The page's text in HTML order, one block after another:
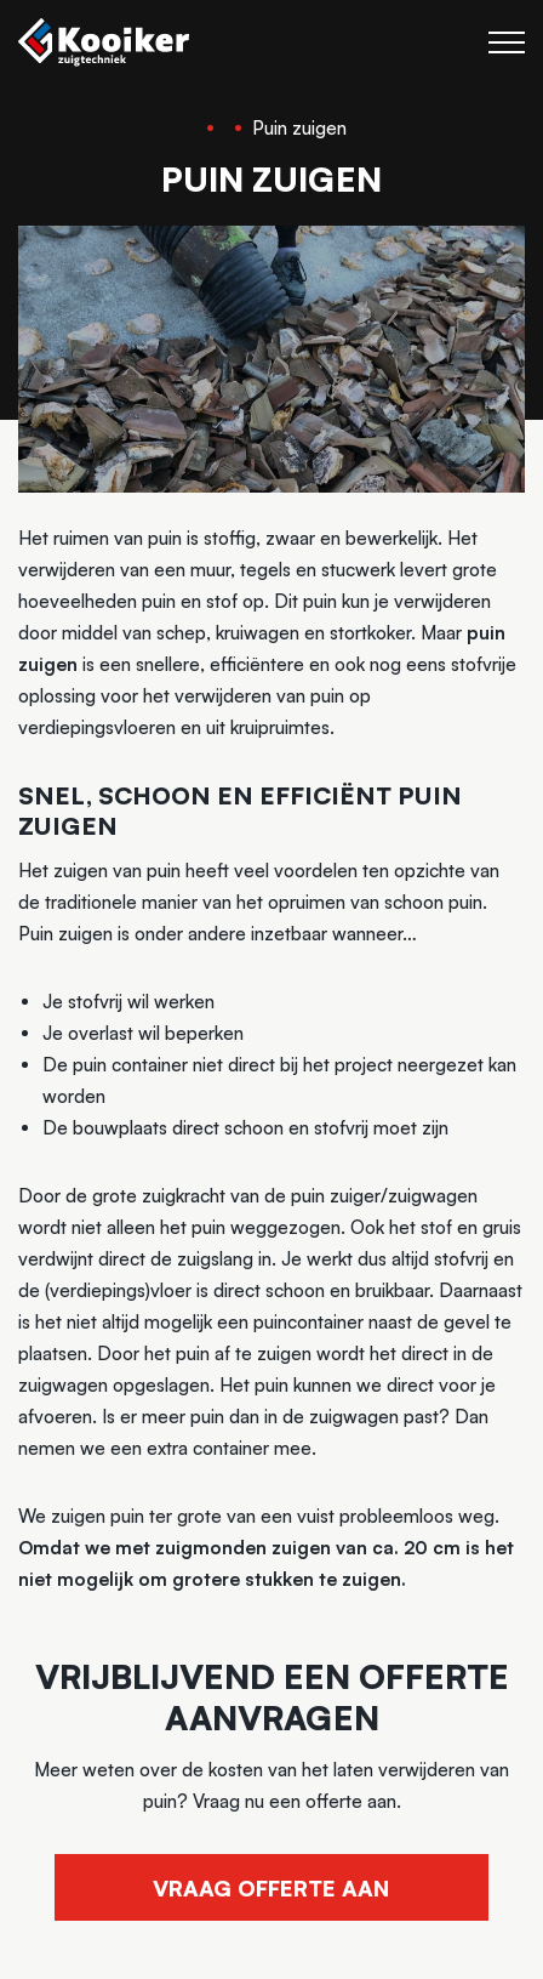
Projecten
Over Kooiker
Werken bij
Contact
Puin zuigen
PUIN ZUIGEN
Het ruimen van puin is stoffig, zwaar en bewerkelijk. Het
verwijderen van een muur, tegels en stucwerk levert grote
hoeveelheden puin en stof op. Dit puin kun je verwijderen
door middel van schep, kruiwagen en stortkoker. Maar puin
zuigen is een snellere, efficiëntere en ook nog eens stofvrije
oplossing voor het verwijderen van puin op
verdiepingsvloeren en uit kruipruimtes.
SNEL, SCHOON EN EFFICIËNT PUIN
ZUIGEN
Het zuigen van puin heeft veel voordelen ten opzichte van
de traditionele manier van het opruimen van schoon puin.
Puin zuigen is onder andere inzetbaar wanneer…
Je stofvrij wil werken
Je overlast wil beperken
De puin container niet direct bij het project neergezet kan
worden
De bouwplaats direct schoon en stofvrij moet zijn
Door de grote zuigkracht van de puin zuiger/zuigwagen
wordt niet alleen het puin weggezogen. Ook het stof en gruis
verdwijnt direct de zuigslang in. Je werkt dus altijd stofvrij en
de (verdiepings)vloer is direct schoon en bruikbaar. Daarnaast
is het niet altijd mogelijk een puincontainer naast de gevel te
plaatsen. Door het puin af te zuigen wordt het direct in de
zuigwagen opgeslagen. Het puin kunnen we direct voor je
afvoeren. Is er meer puin dan in de zuigwagen past? Dan
nemen we een extra container mee.
We zuigen puin ter grote van een vuist probleemloos weg.
Omdat we met zuigmonden zuigen van ca. 20 cm is het
niet mogelijk om grotere stukken te zuigen.
VRIJBLIJVEND EEN OFFERTE
AANVRAGEN
Meer weten over de kosten van het laten verwijderen van
puin? Vraag nu een offerte aan.
VRAAG OFFERTE AAN